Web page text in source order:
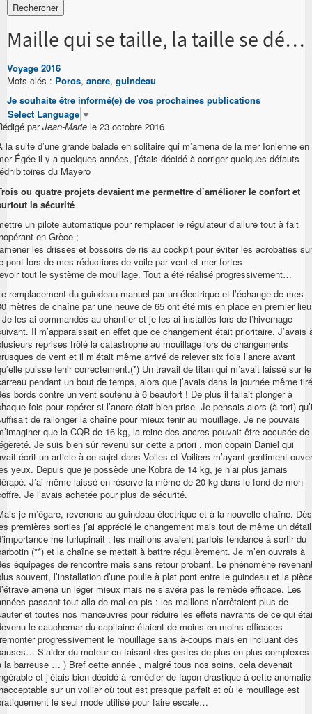
Rechercher
Maille qui se taille, la taille se détaille
Voyage 2016
Mots-clés : Poros, ancre, guindeau
Je souhaite être informé(e) de vos prochaines publications
Select Language ▼
parJean-Marie le 23 octobre 2016
la suite d’une grande balade en solitaire qui m’amena de la mer Ionienne en
Égée il y a quelques années, j’étais décidé à corriger quelques défauts
du Mayero
ou quatre projets devaient me permettre d’améliorer le confort et
la sécurité
un pilote automatique pour remplacer le régulateur d’allure tout à fait
en Grèce ;
les drisses et bossoirs de ris au cockpit pour éviter les acrobaties sur
pont lors de mes réductions de voile par vent et mer fortes
tout le système de mouillage. Tout a été réalisé progressivement…
remplacement du guindeau manuel par un électrique et l’échange de mes
mètres de chaîne par une neuve de 65 ont été mis en place en premier lieu
les ai commandés au chantier et je les ai installés lors de l’hivernage
Il m’apparaissait en effet que ce changement était prioritaire. J’avais
reprises frôlé la catastrophe au mouillage lors de changements
de vent et il m’était même arrivé de relever six fois l’ancre avant
puisse tenir correctement.(*) Un travail de titan qui m’avait laissé sur le
pendant un bout de temps, alors que j’avais dans la journée même tiré
bords contre un vent soutenu à 6 beaufort ! De plus il fallait plonger à
fois pour repérer si l’ancre était bien prise. Je pensais alors (à tort)
de rallonger la chaîne pour mieux tenir au mouillage. Je ne pouvais
que la CQR de 16 kg, la reine des ancres pouvait être accusée de
Je suis bien sûr revenu sur cette a priori , mon copain Daniel qui
écrit un article à ce sujet dans Voiles et Voiliers m’ayant gentiment
yeux. Depuis que je possède une Kobra de 14 kg, je n’ai plus jamais
J’ai même laissé en réserve la même de 20 kg dans le fond de mon
Je l’avais achetée pour plus de sécurité.
je m’égare, revenons au guindeau électrique et à la nouvelle chaîne. Dès
premières sorties j’ai apprécié le changement mais tout de même un détail
me turlupinait : les maillons avaient parfois tendance à sortir du
(**) et la chaîne se mettait à battre régulièrement. Je m’en ouvrais à
équipages de rencontre mais sans retour probant. Le phénomène
souvent, l’installation d’une poulie à plat pont entre le guindeau et la
amena un léger mieux mais ne s’avéra pas le remède efficace. Les
passant tout alla de mal en pis : les maillons n’arrêtaient plus de
et toutes nos manœuvres pour réduire les effets navrants de ce qui
le cauchemar du capitaine étaient de moins en moins efficaces
progressivement le mouillage sans à-coups mais en incluant des
S’aider du moteur en faisant des gestes de plus en plus complexes
la barreuse … ) Bref cette année , malgré tous nos soins, cela devenait
et j’étais bien décidé à remédier de façon drastique à cette anomalie
sur un voilier où tout est presque parfait et où le mouillage est
le seul mode utilisé pour faire escale…